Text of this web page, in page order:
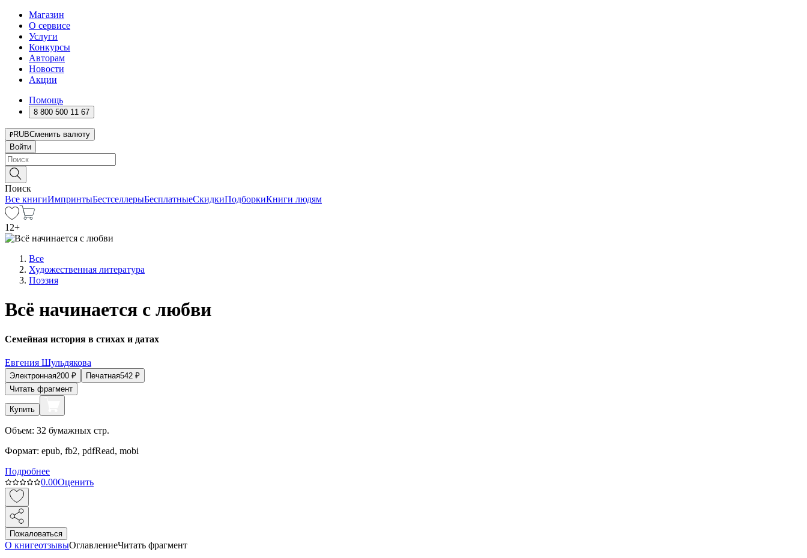
Магазин
О сервисе
Услуги
Конкурсы
Авторам
Новости
Акции
Помощь
8 800 500 11 67
RUBСменить валюту
Войти
Поиск
Все книгиИмпринтыБестселлерыБесплатныеСкидкиПодборкиКниги людям
12+
Все
Художественная литература
Поэзия
Всё начинается с любви
Семейная история в стихах и датах
Евгения Шульдякова
Электронная200 ₽ Печатная542 ₽
Читать фрагмент
Купить
Объем: 32 бумажных стр.
Формат: epub, fb2, pdfRead, mobi
Подробнее
0.00Оценить
Пожаловаться
О книгеотзывыОглавлениеЧитать фрагмент